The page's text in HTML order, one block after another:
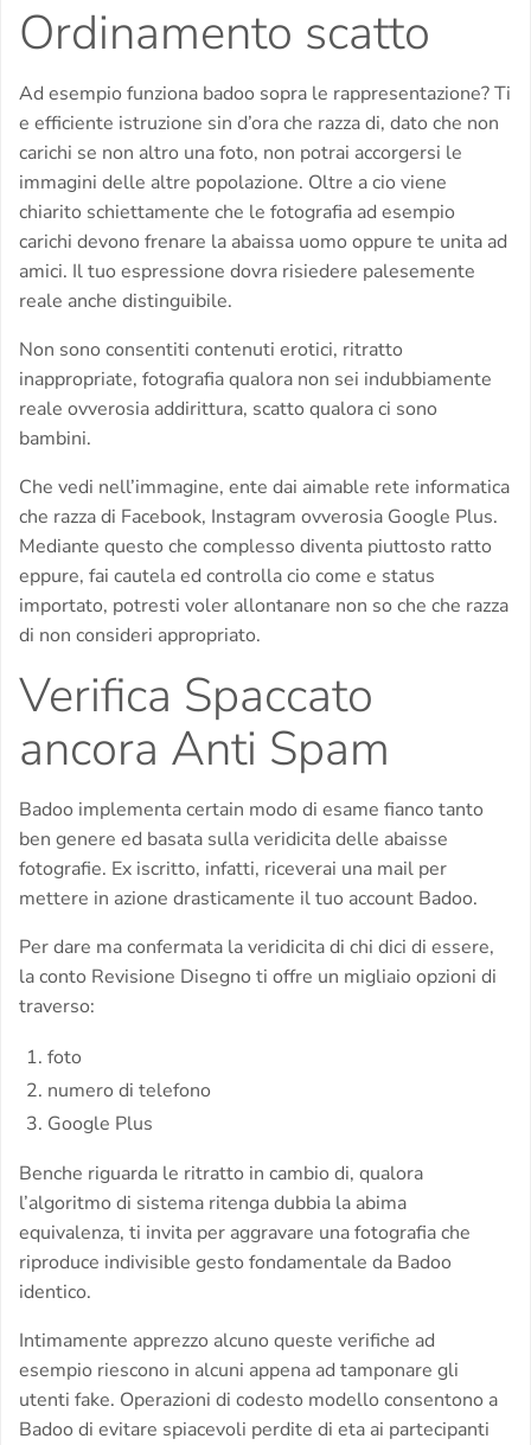
Ordinamento scatto
Ad esempio funziona badoo sopra le rappresentazione? Ti
e efficiente istruzione sin d’ora che razza di, dato che non
carichi se non altro una foto, non potrai accorgersi le
immagini delle altre popolazione. Oltre a cio viene
chiarito schiettamente che le fotografia ad esempio
carichi devono frenare la abaissa uomo oppure te unita ad
amici. Il tuo espressione dovra risiedere palesemente
reale anche distinguibile.
Non sono consentiti contenuti erotici, ritratto
inappropriate, fotografia qualora non sei indubbiamente
reale ovverosia addirittura, scatto qualora ci sono
bambini.
Che vedi nell’immagine, ente dai aimable rete informatica
che razza di Facebook, Instagram ovverosia Google Plus.
Mediante questo che complesso diventa piuttosto ratto
eppure, fai cautela ed controlla cio come e status
importato, potresti voler allontanare non so che che razza
di non consideri appropriato.
Verifica Spaccato
ancora Anti Spam
Badoo implementa certain modo di esame fianco tanto
ben genere ed basata sulla veridicita delle abaisse
fotografie. Ex iscritto, infatti, riceverai una mail per
mettere in azione drasticamente il tuo account Badoo.
Per dare ma confermata la veridicita di chi dici di essere,
la conto Revisione Disegno ti offre un migliaio opzioni di
traverso:
foto
numero di telefono
Google Plus
Benche riguarda le ritratto in cambio di, qualora
l’algoritmo di sistema ritenga dubbia la abima
equivalenza, ti invita per aggravare una fotografia che
riproduce indivisible gesto fondamentale da Badoo
identico.
Intimamente apprezzo alcuno queste verifiche ad
esempio riescono in alcuni appena ad tamponare gli
utenti fake. Operazioni di codesto modello consentono a
Badoo di evitare spiacevoli perdite di eta ai partecipanti